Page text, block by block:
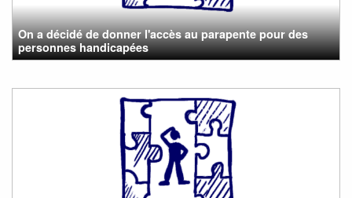
On a décidé de donner l'accès au parapente pour des
personnes handicapées